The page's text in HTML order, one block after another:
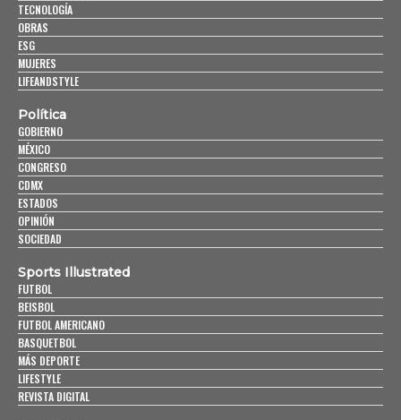
TECNOLOGÍA
OBRAS
ESG
MUJERES
LIFEANDSTYLE
Política
GOBIERNO
MÉXICO
CONGRESO
CDMX
ESTADOS
OPINIÓN
SOCIEDAD
Sports Illustrated
FUTBOL
BEISBOL
FUTBOL AMERICANO
BASQUETBOL
MÁS DEPORTE
LIFESTYLE
REVISTA DIGITAL